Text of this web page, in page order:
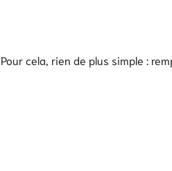
Pour cela, rien de plus simple :